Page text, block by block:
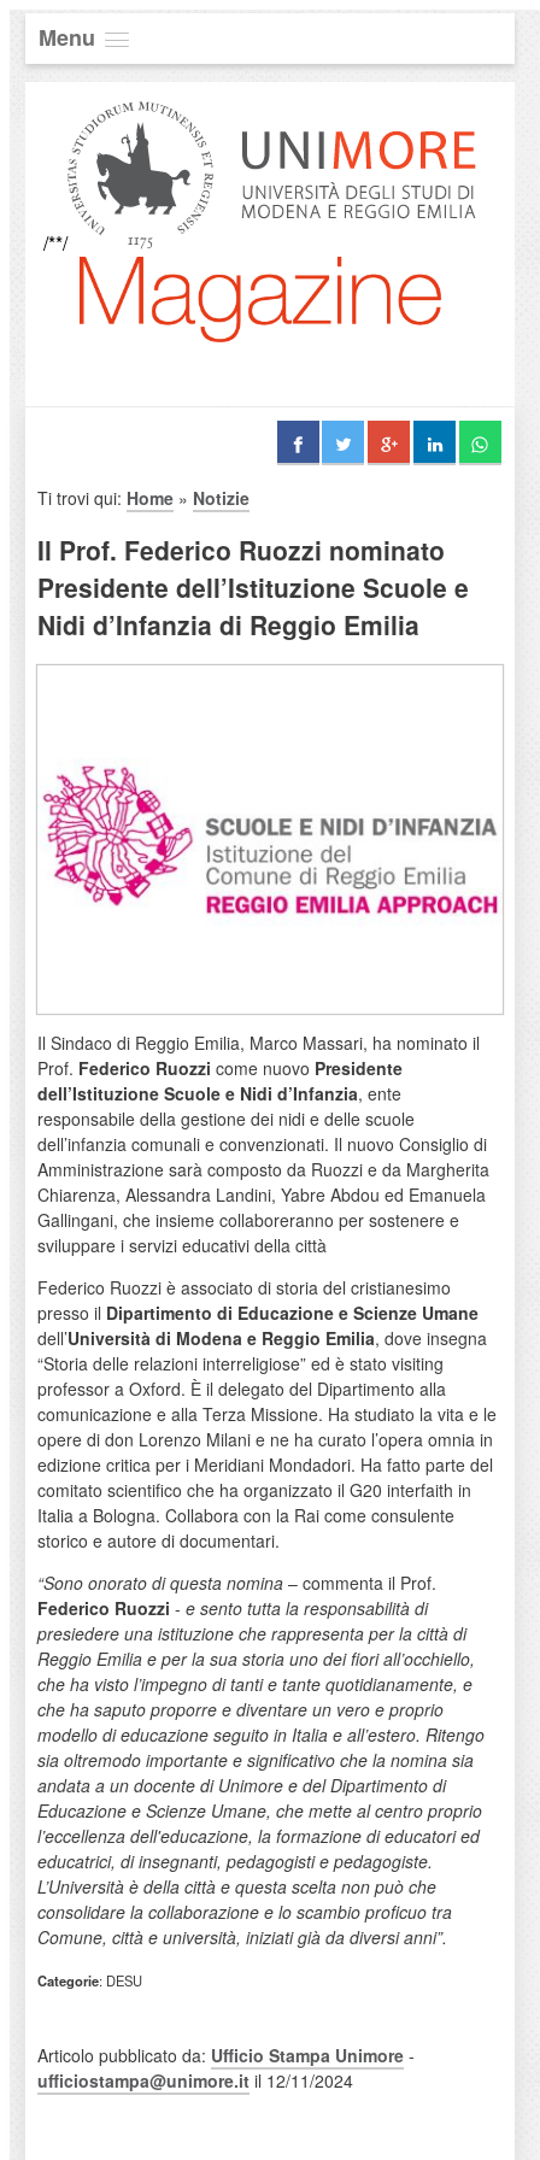
Menu
/**/
Ti trovi qui: Home» Notizie
Il Prof. Federico Ruozzi nominato
Presidente dell’Istituzione Scuole e
Nidi d’Infanzia di Reggio Emilia
Il Sindaco di Reggio Emilia, Marco Massari, ha nominato il
Prof. Federico Ruozzi come nuovo Presidente
dell’Istituzione Scuole e Nidi d’Infanzia, ente
responsabile della gestione dei nidi e delle scuole
dell’infanzia comunali e convenzionati. Il nuovo Consiglio di
Amministrazione sarà composto da Ruozzi e da Margherita
Chiarenza, Alessandra Landini, Yabre Abdou ed Emanuela
Gallingani, che insieme collaboreranno per sostenere e
sviluppare i servizi educativi della città
Federico Ruozzi è associato di storia del cristianesimo
presso il Dipartimento di Educazione e Scienze Umane
dell’Università di Modena e Reggio Emilia, dove insegna
“Storia delle relazioni interreligiose” ed è stato visiting
professor a Oxford. È il delegato del Dipartimento alla
comunicazione e alla Terza Missione. Ha studiato la vita e le
opere di don Lorenzo Milani e ne ha curato l’opera omnia in
edizione critica per i Meridiani Mondadori. Ha fatto parte del
comitato scientifico che ha organizzato il G20 interfaith in
Italia a Bologna. Collabora con la Rai come consulente
storico e autore di documentari.
“Sono onorato di questa nomina – commenta il Prof.
Federico Ruozzi - e sento tutta la responsabilità di
presiedere una istituzione che rappresenta per la città di
Reggio Emilia e per la sua storia uno dei fiori all’occhiello,
che ha visto l’impegno di tanti e tante quotidianamente, e
che ha saputo proporre e diventare un vero e proprio
modello di educazione seguito in Italia e all’estero. Ritengo
sia oltremodo importante e significativo che la nomina sia
andata a un docente di Unimore e del Dipartimento di
Educazione e Scienze Umane, che mette al centro proprio
l’eccellenza dell'educazione, la formazione di educatori ed
educatrici, di insegnanti, pedagogisti e pedagogiste.
L’Università è della città e questa scelta non può che
consolidare la collaborazione e lo scambio proficuo tra
Comune, città e università, iniziati già da diversi anni”​.
Categorie: DESU
Articolo pubblicato da: Ufficio Stampa Unimore-
ufficiostampa@unimore.itil 12/11/2024